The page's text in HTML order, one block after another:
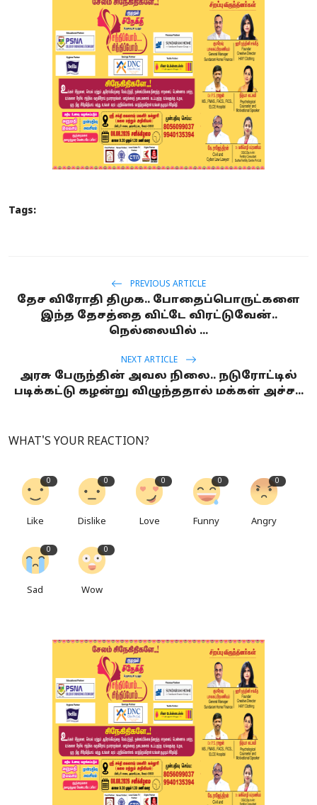
Tags:
PREVIOUS ARTICLE
தேச விரோதி திமுக.. போதைப்பொருட்களை
இந்த தேசத்தை விட்டே விரட்டுவேன்..
நெல்லையில் ...
NEXT ARTICLE
அரசு பேருந்தின் அவல நிலை.. நடுரோட்டில்
படிக்கட்டு கழன்று விழுந்ததால் மக்கள் அச்ச...
WHAT'S YOUR REACTION?
0
Like
0
Dislike
0
Love
0
Funny
0
Angry
0
Sad
0
Wow